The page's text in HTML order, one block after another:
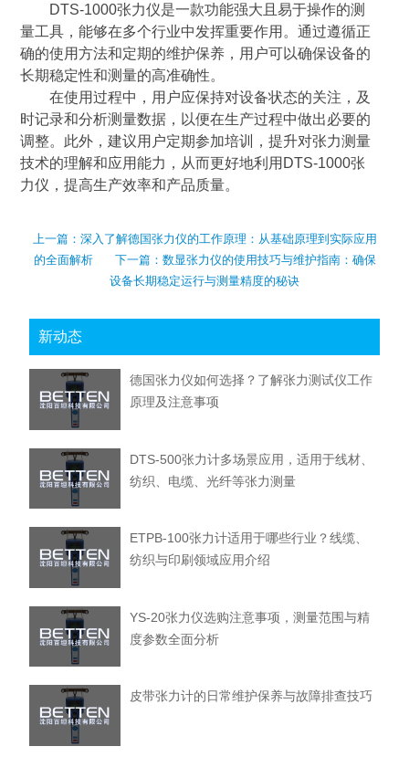
DTS-1000张力仪是一款功能强大且易于操作的测
量工具，能够在多个行业中发挥重要作用。通过遵循正
确的使用方法和定期的维护保养，用户可以确保设备的
长期稳定性和测量的高准确性。
在使用过程中，用户应保持对设备状态的关注，及
时记录和分析测量数据，以便在生产过程中做出必要的
调整。此外，建议用户定期参加培训，提升对张力测量
技术的理解和应用能力，从而更好地利用DTS-1000张
力仪，提高生产效率和产品质量。
上一篇： 深入了解德国张力仪的工作原理：从基础原理到实际应用
的全面解析
下一篇： 数显张力仪的使用技巧与维护指南：确保
设备长期稳定运行与测量精度的秘诀
新动态
德国张力仪如何选择？了解张力测试仪工作
原理及注意事项
DTS-500张力计多场景应用，适用于线材、
纺织、电缆、光纤等张力测量
ETPB-100张力计适用于哪些行业？线缆、
纺织与印刷领域应用介绍
YS-20张力仪选购注意事项，测量范围与精
度参数全面分析
皮带张力计的日常维护保养与故障排查技巧